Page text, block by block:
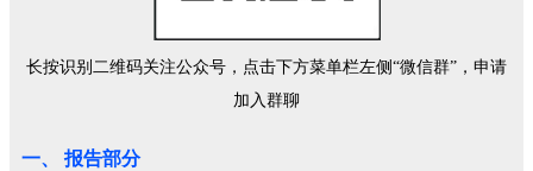
长按识别二维码关注公众号，点击下方菜单栏左侧“微信群”，申请
加入群聊
一、 报告部分